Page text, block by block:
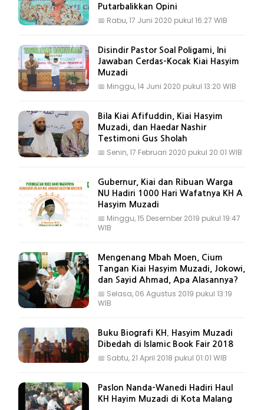
Putarbalikkan Opini
📅 Rabu, 17 Juni 2020 pukul 16:27 WIB
Disindir Pastor Soal Poligami, Ini
Jawaban Cerdas-Kocak Kiai Hasyim
Muzadi
📅 Minggu, 14 Juni 2020 pukul 13:20 WIB
Bila Kiai Afifuddin, Kiai Hasyim
Muzadi, dan Haedar Nashir
Testimoni Gus Sholah
📅 Senin, 17 Februari 2020 pukul 20:01 WIB
Gubernur, Kiai dan Ribuan Warga
NU Hadiri 1000 Hari Wafatnya KH A
Hasyim Muzadi
📅 Minggu, 15 Desember 2019 pukul 19:47
WIB
Mengenang Mbah Moen, Cium
Tangan Kiai Hasyim Muzadi, Jokowi,
dan Sayid Ahmad, Apa Alasannya?
📅 Selasa, 06 Agustus 2019 pukul 13:19
WIB
Buku Biografi KH. Hasyim Muzadi
Dibedah di Islamic Book Fair 2018
📅 Sabtu, 21 April 2018 pukul 01:01 WIB
Paslon Nanda-Wanedi Hadiri Haul
KH Hayim Muzadi di Kota Malang